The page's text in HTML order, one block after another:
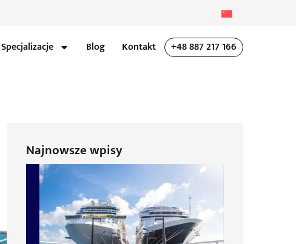
Specjalizacje Blog Kontakt +48 887 217 166
Najnowsze wpisy